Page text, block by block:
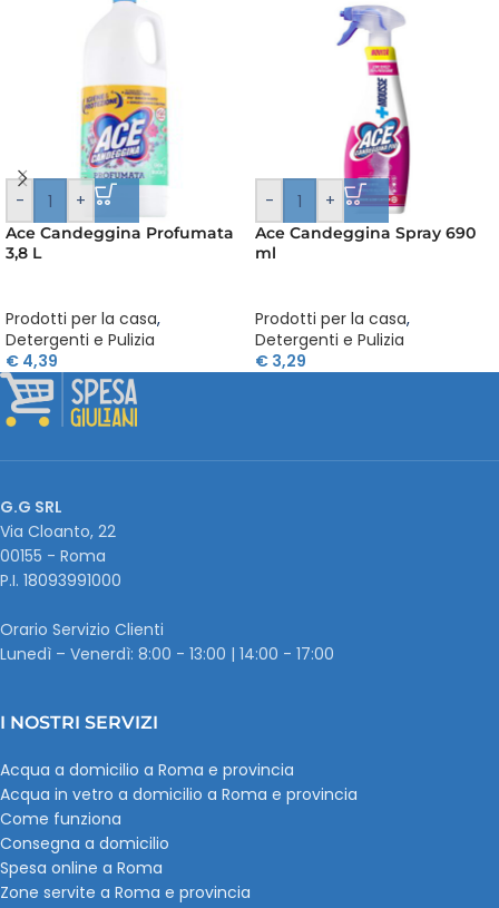
- +
Ace Candeggina Profumata
3,8 L
Prodotti per la casa,
Detergenti e Pulizia
€ 4,39
- +
Ace Candeggina Spray 690
ml
Prodotti per la casa,
Detergenti e Pulizia
€ 3,29
G.G SRL
Via Cloanto, 22
00155 - Roma
P.I. ‭18093991000
Orario Servizio Clienti
Lunedì – Venerdì: 8:00 - 13:00 | 14:00 - 17:00
I NOSTRI SERVIZI
Acqua a domicilio a Roma e provincia
Acqua in vetro a domicilio a Roma e provincia
Come funziona
Consegna a domicilio
Spesa online a Roma
Zone servite a Roma e provincia